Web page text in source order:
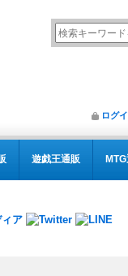
ログ
遊戯王通販